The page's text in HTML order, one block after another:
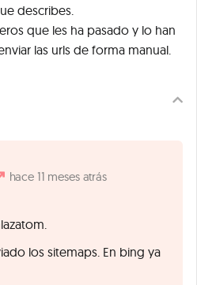
describes.
que les ha pasado y lo han
las urls de forma manual.
11 meses atrás
los sitemaps. En bing ya